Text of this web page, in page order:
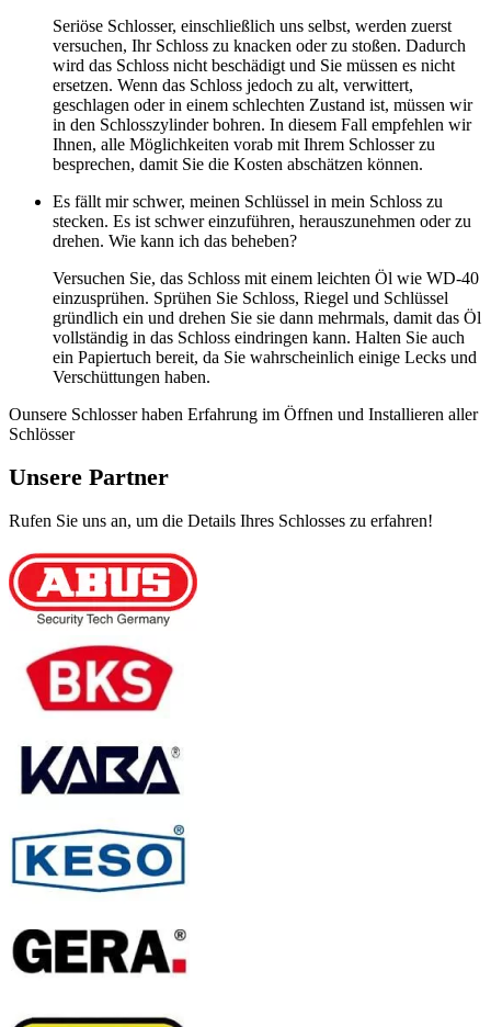
Seriöse Schlosser, einschließlich uns selbst, werden zuerst
versuchen, Ihr Schloss zu knacken oder zu stoßen. Dadurch
wird das Schloss nicht beschädigt und Sie müssen es nicht
ersetzen. Wenn das Schloss jedoch zu alt, verwittert,
geschlagen oder in einem schlechten Zustand ist, müssen wir
in den Schlosszylinder bohren. In diesem Fall empfehlen wir
Ihnen, alle Möglichkeiten vorab mit Ihrem Schlosser zu
besprechen, damit Sie die Kosten abschätzen können.
Es fällt mir schwer, meinen Schlüssel in mein Schloss zu
stecken. Es ist schwer einzuführen, herauszunehmen oder zu
drehen. Wie kann ich das beheben?
Versuchen Sie, das Schloss mit einem leichten Öl wie WD-40
einzusprühen. Sprühen Sie Schloss, Riegel und Schlüssel
gründlich ein und drehen Sie sie dann mehrmals, damit das Öl
vollständig in das Schloss eindringen kann. Halten Sie auch
ein Papiertuch bereit, da Sie wahrscheinlich einige Lecks und
Verschüttungen haben.
Ounsere Schlosser haben Erfahrung im Öffnen und Installieren aller
Schlösser
Unsere Partner
Rufen Sie uns an, um die Details Ihres Schlosses zu erfahren!